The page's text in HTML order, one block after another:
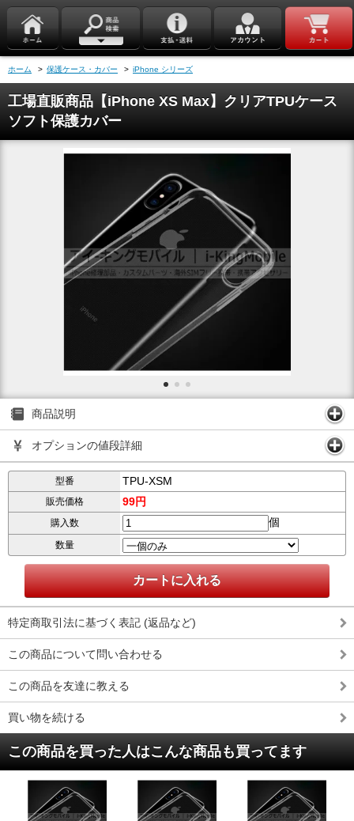
ホーム > 保護ケース・カバー > iPhone シリーズ
工場直販商品【iPhone XS Max】クリアTPUケース
ソフト保護カバー
商品説明
オプションの値段詳細
型番 TPU-XSM
販売価格 99円
購入数 個
数量
特定商取引法に基づく表記 (返品など)
この商品について問い合わせる
この商品を友達に教える
買い物を続ける
この商品を買った人はこんな商品も買ってます